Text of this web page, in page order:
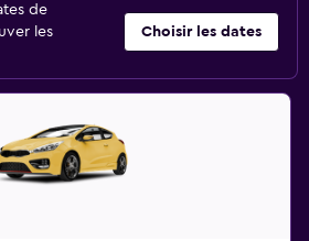
de
les
Choisir les dates